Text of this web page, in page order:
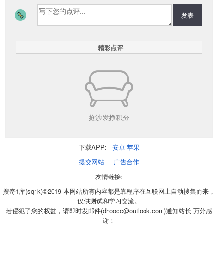
发表
精彩点评
抢沙发挣积分
下载APP: 安卓 苹果
提交网站
广告合作
友情链接:
搜奇1库(sq1k)©2019 本网站所有内容都是靠程序在互联网上自动搜集而来，
仅供测试和学习交流。
若侵犯了您的权益，请即时发邮件(dhoocc@outlook.com)通知站长 万分感
谢！